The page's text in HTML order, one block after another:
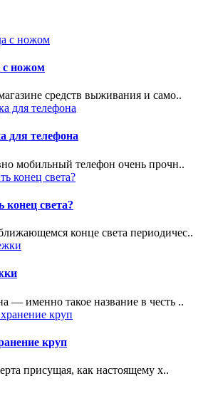
с ножом
средств выживания и само..
для телефона
мобильный телефон очень прочн..
конец света?
конце света периодичес..
— именно такое название в честь ..
круп
присущая, как настоящему х..